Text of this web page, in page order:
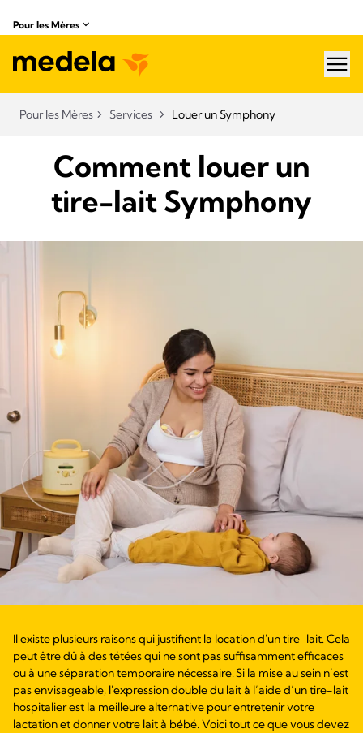
Pour les Mères
Pour les Mères Services Louer un Symphony
Comment louer un
tire-lait Symphony
Il existe plusieurs raisons qui justifient la location d'un tire-lait. Cela
peut être dû à des tétées qui ne sont pas suffisamment efficaces
ou à une séparation temporaire nécessaire. Si la mise au sein n’est
pas envisageable, l'expression double du lait à l’aide d’un tire-lait
hospitalier est la meilleure alternative pour entretenir votre
lactation et donner votre lait à bébé. Voici tout ce que vous devez